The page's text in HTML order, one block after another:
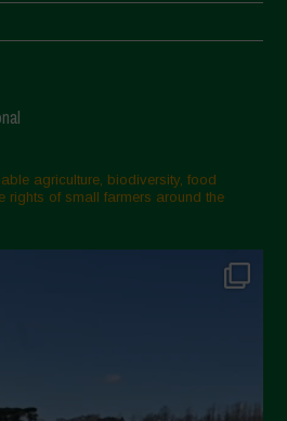
agriculture, biodiversity, food
rights of small farmers around the